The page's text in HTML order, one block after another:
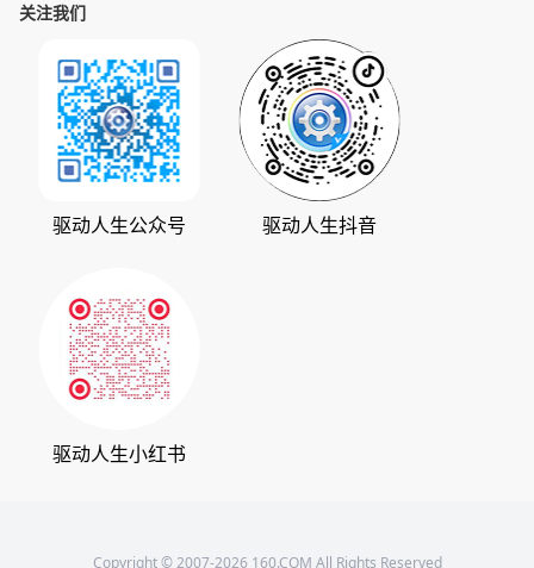
百页窗
数据救星
人生日历
公司动态
发展历程
支持中心
版权声明
ZOL下载
华军软件园
系统之家
下载之家
驱动大师
天极下载
关注我们
驱动人生公众号 驱动人生抖音
驱动人生小红书
Copyright © 2007-2026 160.COM All Rights Reserved